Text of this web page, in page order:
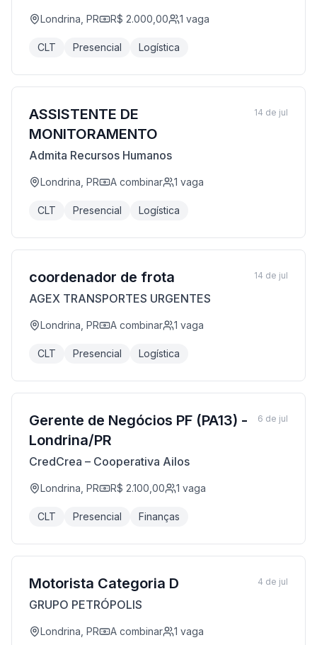
Londrina, PR R$ 2.000,00 1 vaga
CLT Presencial Logística
ASSISTENTE DE
MONITORAMENTO
Admita Recursos Humanos
Londrina, PR A combinar 1 vaga
CLT Presencial Logística
14 de jul
coordenador de frota
AGEX TRANSPORTES URGENTES
Londrina, PR A combinar 1 vaga
CLT Presencial Logística
14 de jul
Gerente de Negócios PF (PA13) -
Londrina/PR
CredCrea – Cooperativa Ailos
Londrina, PR R$ 2.100,00 1 vaga
CLT Presencial Finanças
6 de jul
Motorista Categoria D
GRUPO PETRÓPOLIS
Londrina, PR A combinar 1 vaga
4 de jul